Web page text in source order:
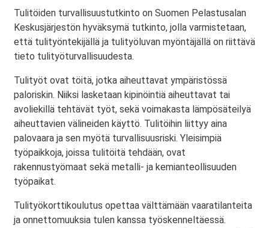
Tulitöiden turvallisuustutkinto on Suomen Pelastusalan
Keskusjärjestön hyväksymä tutkinto, jolla varmistetaan,
että tulityöntekijällä ja tulityöluvan myöntäjällä on riittävä
tieto tulityöturvallisuudesta.
Tulityöt ovat töitä, jotka aiheuttavat ympäristössä
paloriskin. Niiksi lasketaan kipinöintiä aiheuttavat tai
avoliekillä tehtävät työt, sekä voimakasta lämpösäteilyä
aiheuttavien välineiden käyttö. Tulitöihin liittyy aina
palovaara ja sen myötä turvallisuusriski. Yleisimpiä
työpaikkoja, joissa tulitöitä tehdään, ovat
rakennustyömaat sekä metalli- ja kemianteollisuuden
työpaikat.
Tulityökorttikoulutus opettaa välttämään vaaratilanteita
ja onnettomuuksia tulen kanssa työskenneltäessä.